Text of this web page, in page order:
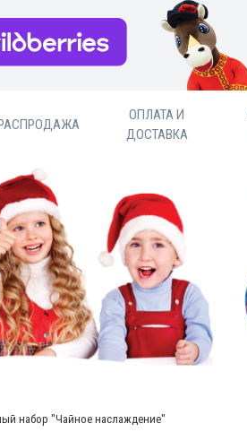
ОПЛАТА И
ДОСТАВКА
набор "Чайное наслаждение"